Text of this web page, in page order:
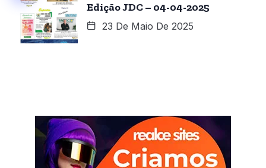
Edição JDC – 04-04-2025
23 De Maio De 2025